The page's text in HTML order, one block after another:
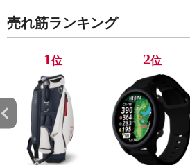
売れ筋ランキング
1位 2位